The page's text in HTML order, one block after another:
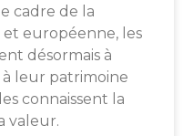
cadre de la
européenne, les
désormais à
leur patrimoine
connaissent la
valeur.